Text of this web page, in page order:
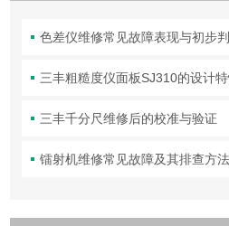
色差仪维修常见故障表现与初步
三丰粗糙度仪面板SJ310的设计
三丰千分尺维修后的校准与验证
镭射机维修常见故障及其排查方法